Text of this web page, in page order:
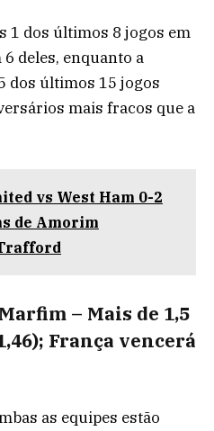
1 dos últimos 8 jogos em
deles, enquanto a
dos últimos 15 jogos
mais fracos que a
vs West Ham 0-2
de Amorim
– Mais de 1,5
França vencerá
as equipes estão